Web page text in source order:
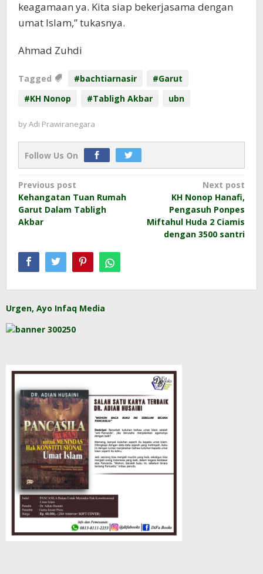
keagamaan ya. Kita siap bekerjasama dengan
umat Islam,” tukasnya.
Ahmad Zuhdi
Tagged #bachtiarnasir
#Garut
#KH Nonop
#Tabligh Akbar ubn
byAdi Prawiranegara
Follow Us On
Post
navigation
Previous post
Kehangatan Tuan Rumah
Garut Dalam Tabligh
Akbar
Next post
KH Nonop Hanafi,
Pengasuh Ponpes
Miftahul Huda 2 Ciamis
dengan 3500 santri
Urgen, Ayo Infaq Media